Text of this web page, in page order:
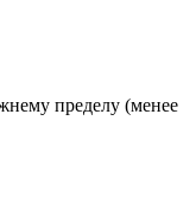
пределу (менее